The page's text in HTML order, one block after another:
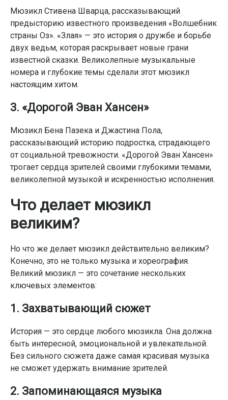
Мюзикл Стивена Шварца, рассказывающий
предысторию известного произведения «Волшебник
страны Оз». «Злая» — это история о дружбе и борьбе
двух ведьм, которая раскрывает новые грани
известной сказки. Великолепные музыкальные
номера и глубокие темы сделали этот мюзикл
настоящим хитом.
3. «Дорогой Эван Хансен»
Мюзикл Бена Пазека и Джастина Пола,
рассказывающий историю подростка, страдающего
от социальной тревожности. «Дорогой Эван Хансен»
трогает сердца зрителей своими глубокими темами,
великолепной музыкой и искренностью исполнения.
Что делает мюзикл
великим?
Но что же делает мюзикл действительно великим?
Конечно, это не только музыка и хореография.
Великий мюзикл — это сочетание нескольких
ключевых элементов:
1. Захватывающий сюжет
История — это сердце любого мюзикла. Она должна
быть интересной, эмоциональной и увлекательной.
Без сильного сюжета даже самая красивая музыка
не сможет удержать внимание зрителей.
2. Запоминающаяся музыка